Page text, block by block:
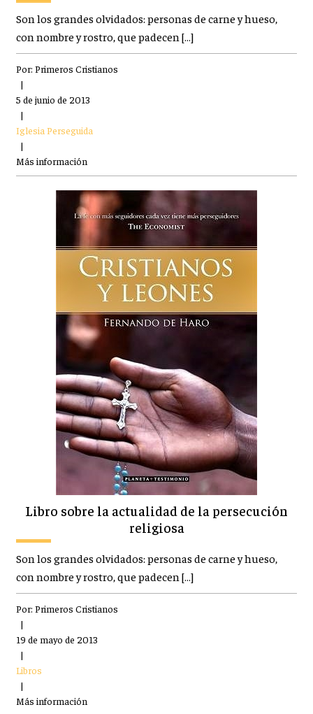
Son los grandes olvidados: personas de carne y hueso,
con nombre y rostro, que padecen […]
Por: Primeros Cristianos
|
5 de junio de 2013
|
Iglesia Perseguida
|
Más información
Libro sobre la actualidad de la persecución
religiosa
Son los grandes olvidados: personas de carne y hueso,
con nombre y rostro, que padecen […]
Por: Primeros Cristianos
|
19 de mayo de 2013
|
Libros
|
Más información